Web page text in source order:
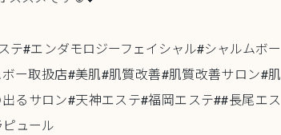
テ#エンダモロジーフェイシャル#シャルムボー
ー取扱店#美肌#肌質改善#肌質改善サロン#肌
るサロン#天神エステ#福岡エステ##長尾エス
ュール